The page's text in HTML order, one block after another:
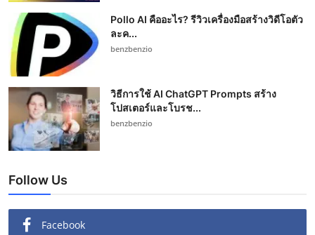
Pollo AI คืออะไร? รีวิวเครื่องมือสร้างวิดีโอตัว
ละค...
benzbenzio
วิธีการใช้ AI ChatGPT Prompts สร้าง
โปสเตอร์และโบรช...
benzbenzio
Follow Us
Facebook